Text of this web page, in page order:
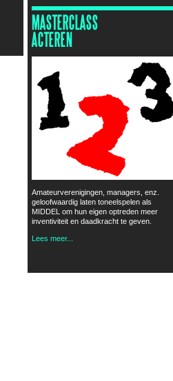
Amateurverenigingen, managers, enz.
geloofwaardig laten toneelspelen als
MIDDEL om hun eigen optreden meer
inventiviteit en daadkracht te geven.
Lees meer...